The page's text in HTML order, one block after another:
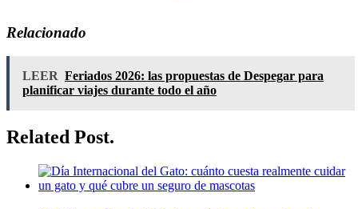
Relacionado
LEER Feriados 2026: las propuestas de Despegar para
planificar viajes durante todo el año
Related Post.